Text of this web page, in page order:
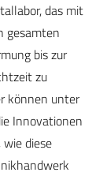
das mit
gesamten
bis zur
zu
können unter
Innovationen
diese